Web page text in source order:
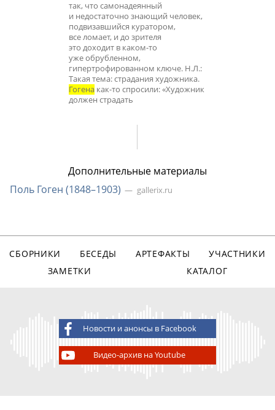
так, что самонадеянный
и недостаточно знающий человек,
подвизавшийся куратором,
все ломает, и до зрителя
это доходит в каком-то
уже обрубленном,
гипертрофированном ключе. Н.Л.:
Такая тема: страдания художника.
Гогена как-то спросили: «Художник
должен страдать
Дополнительные материалы
Поль Гоген (1848–1903) gallerix.ru
СБОРНИКИ БЕСЕДЫ АРТЕФАКТЫ
УЧАСТНИКИ
ЗАМЕТКИ
КАТАЛОГ
Новости и анонсы в Facebook
Видео-архив на Youtube